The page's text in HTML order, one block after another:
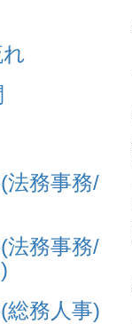
法務事務/
法務事務/
総務人事)